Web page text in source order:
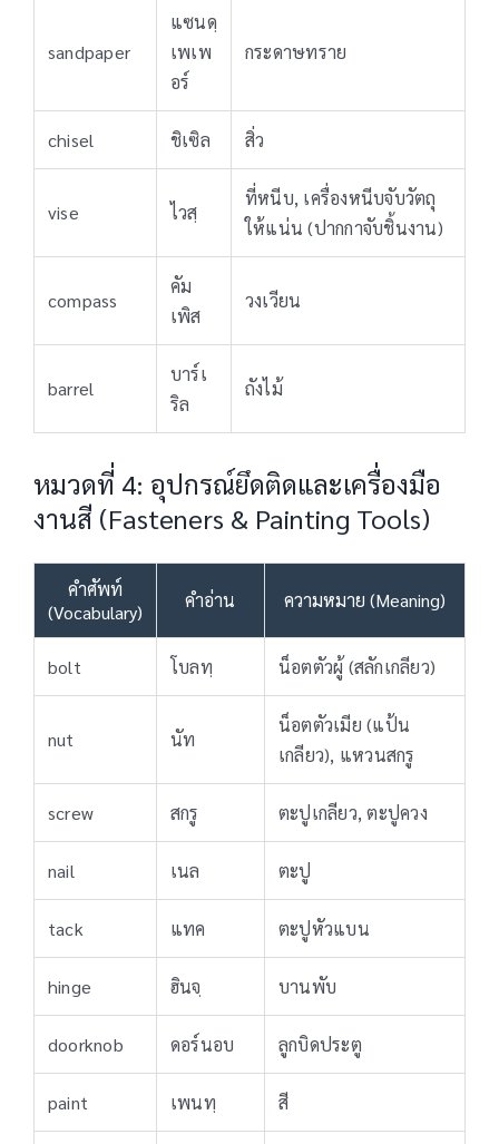
sandpaper
แซนดฺ
เพเพ
อร์
กระดาษทราย
chisel ชิเซิล สิ่ว
vise ไวสฺ
ที่หนีบ, เครื่องหนีบจับวัตถุ
ให้แน่น (ปากกาจับชิ้นงาน)
compass
คัม
เพิส
วงเวียน
barrel
บาร์เ
ริล
ถังไม้
หมวดที่ 4: อุปกรณ์ยึดติดและเครื่องมือ
งานสี (Fasteners & Painting Tools)
คำศัพท์
(Vocabulary)
คำอ่าน ความหมาย (Meaning)
bolt โบลทฺ น็อตตัวผู้ (สลักเกลียว)
nut นัท
น็อตตัวเมีย (แป้น
เกลียว), แหวนสกรู
screw สกรู ตะปูเกลียว, ตะปูควง
nail เนล ตะปู
tack แทค ตะปูหัวแบน
hinge ฮินจฺ บานพับ
doorknob ดอร์นอบ ลูกบิดประตู
paint เพนทฺ สี